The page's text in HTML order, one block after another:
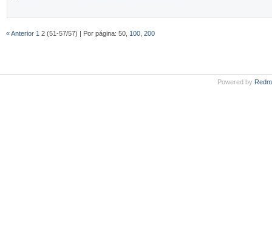
« Anterior 1 2 (51-57/57) | Por página: 50, 100 200
Powered by